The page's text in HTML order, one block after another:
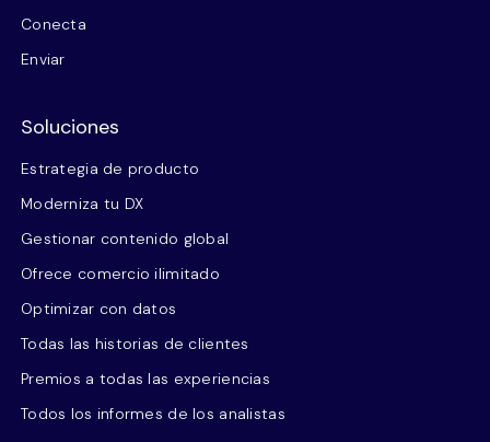
Conecta
Enviar
Soluciones
Estrategia de producto
Moderniza tu DX
Gestionar contenido global
Ofrece comercio ilimitado
Optimizar con datos
Todas las historias de clientes
Premios a todas las experiencias
Todos los informes de los analistas